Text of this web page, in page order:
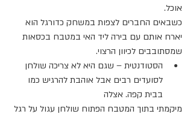
אוכל.
כשבאים החברים לצפות במשחק כדורגל הוא
יארח אותם עם בירה ליד האי במטבח בכסאות
שמסתובבים לכיוון הרצוי.
הסטודנטית – שגם היא לא צריכה שולחן
לסועדים רבים אבל אוהבת להרגיש כמו
בבית קפה. אצלה
מיקמתי בתוך המטבח הפתוח שולחן עגול על רגל